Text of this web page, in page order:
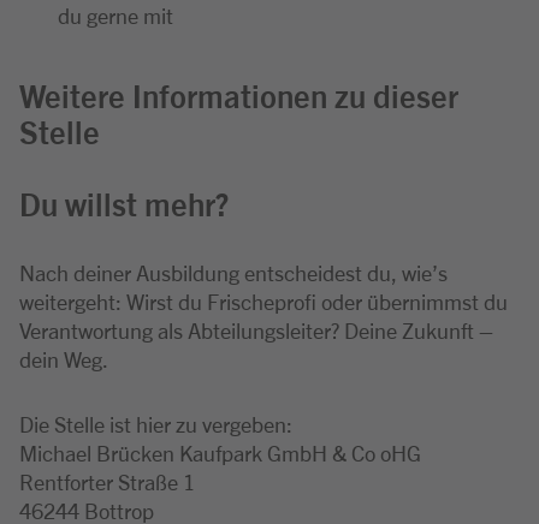
du gerne mit
Weitere Informationen zu dieser
Stelle
Du willst mehr?
Nach deiner Ausbildung entscheidest du, wie’s
weitergeht: Wirst du Frischeprofi oder übernimmst du
Verantwortung als Abteilungsleiter? Deine Zukunft –
dein Weg.
Die Stelle ist hier zu vergeben:
Michael Brücken Kaufpark GmbH & Co oHG
Rentforter Straße 1
46244 Bottrop